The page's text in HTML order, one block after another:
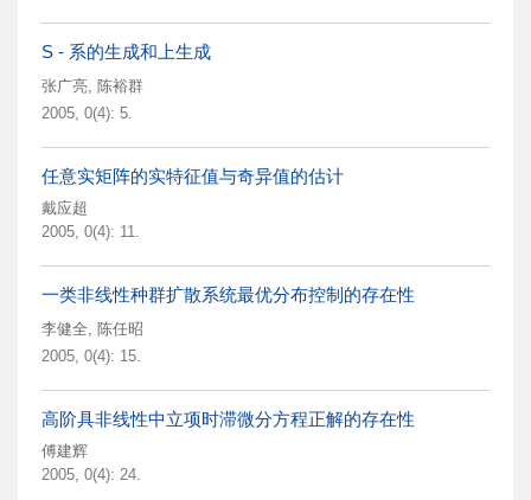
S - 系的生成和上生成
张广亮, 陈裕群
2005, 0(4): 5.
任意实矩阵的实特征值与奇异值的估计
戴应超
2005, 0(4): 11.
一类非线性种群扩散系统最优分布控制的存在性
李健全, 陈任昭
2005, 0(4): 15.
高阶具非线性中立项时滞微分方程正解的存在性
傅建辉
2005, 0(4): 24.